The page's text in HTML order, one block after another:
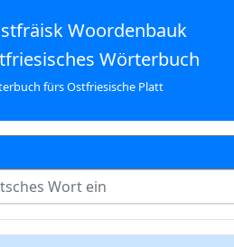
Woordenbauk
Wörterbuch
fürs Ostfriesische Platt